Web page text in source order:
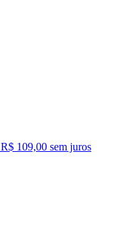
R$ 109,00 sem juros